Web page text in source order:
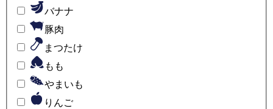
バナナ
豚肉
まつたけ
もも
やまいも
りんご